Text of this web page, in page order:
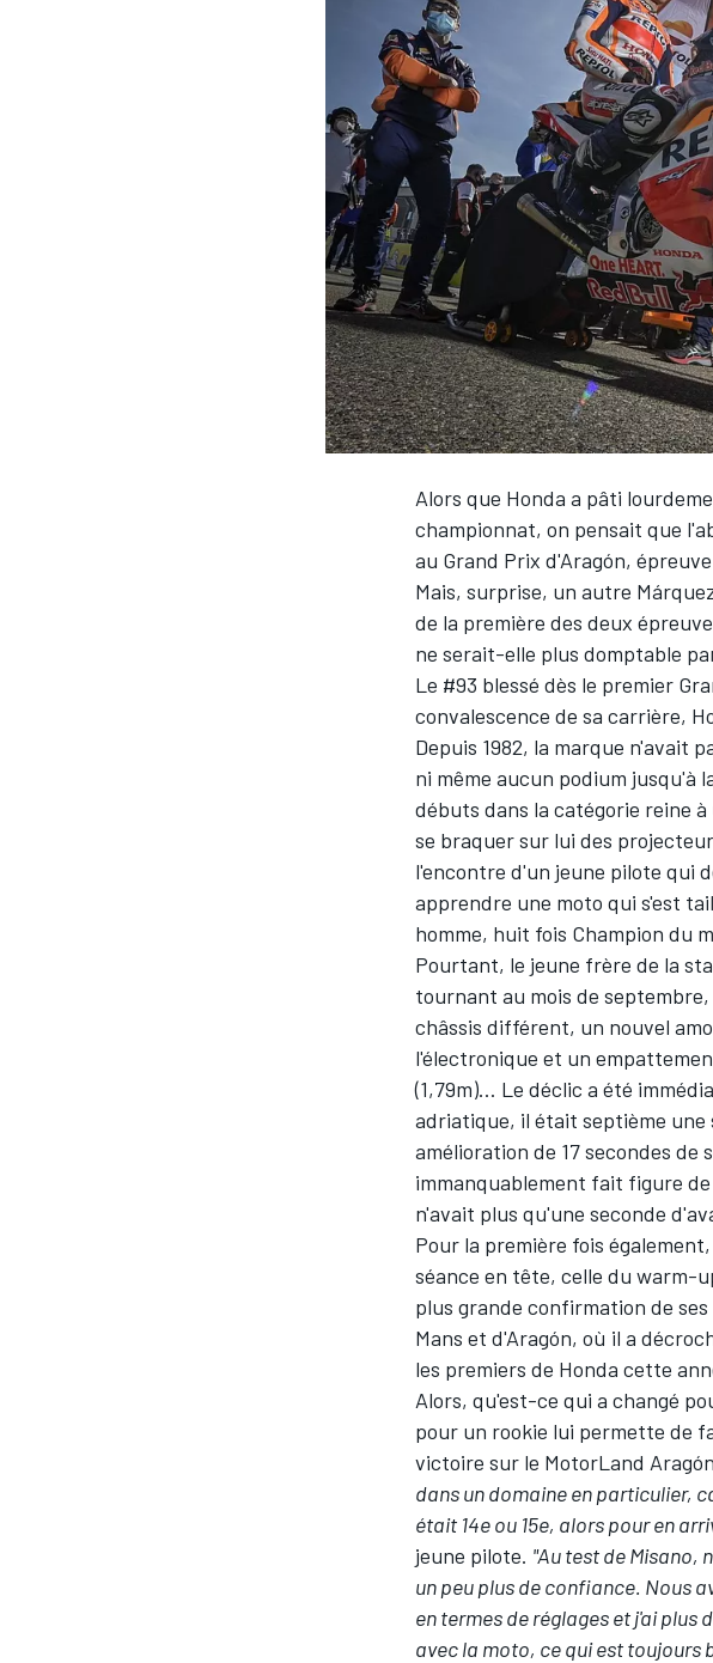
Alors que Honda a pâti
championnat, on pensait que
au Grand Prix d'Aragón,
Mais, surprise, un autre
de la première des deux
ne serait-elle plus domptable
Le #93 blessé dès le premier
convalescence de sa carrière,
Depuis 1982, la marque n'avait
ni même aucun podium jusqu'à
débuts dans la catégorie reine
se braquer sur lui des
l'encontre d'un jeune pilote qui
apprendre une moto qui s'est
homme, huit fois Champion du
Pourtant, le jeune frère de la
tournant au mois de
châssis différent, un nouvel
l'électronique et un
(1,79m)… Le déclic a été
adriatique, il était septième une
amélioration de 17 secondes de
immanquablement fait figure
n'avait plus qu'une seconde
Pour la première fois
séance en tête, celle du warm-
plus grande confirmation de
Mans et d'Aragón, où il a
les premiers de Honda cette
Alors, qu'est-ce qui a changé
pour un rookie lui permette de
victoire sur le MotorLand
dans un domaine en particulier,
était 14e ou 15e, alors pour en
jeune pilote. "Au test de Misano,
un peu plus de confiance. Nous
en termes de réglages et j'ai plus
avec la moto, ce qui est toujours